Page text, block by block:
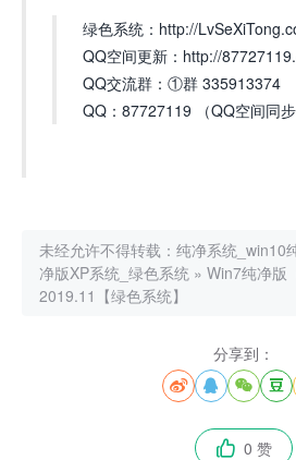
绿色系统：http://
QQ空间更新：http://
QQ交流群：①群 335913374
QQ：87727119 （QQ空间同步
未经允许不得转载： 纯净系统_win10
净版XP系统_绿色系统 » Win7纯净版
2019.11【绿色系统】
分享到：
   
 0 赞